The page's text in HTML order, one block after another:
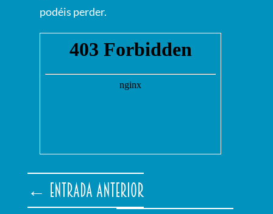
podéis perder.
← Entrada anterior